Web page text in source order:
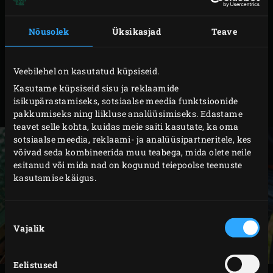
Nõusolek Üksikasjad Teave
Veebilehel on kasutatud küpsiseid.
Kasutame küpsiseid sisu ja reklaamide
isikupärastamiseks, sotsiaalse meedia funktsioonide
pakkumiseks ning liikluse analüüsimiseks. Edastame
teavet selle kohta, kuidas meie saiti kasutate, ka oma
sotsiaalse meedia, reklaami- ja analüüsipartneritele, kes
võivad seda kombineerida muu teabega, mida olete neile
esitanud või mida nad on kogunud teiepoolse teenuste
kasutamise käigus.
valik
Vajalik
Eelistused
lehed ja rosmariinilt okkad ning haki peeneks.
poolt oliiviõliga, puista peale meresoola ja pipart.
Puista peale maitseroheline ja küüslauk ja hõõru
kergelt lihasse.